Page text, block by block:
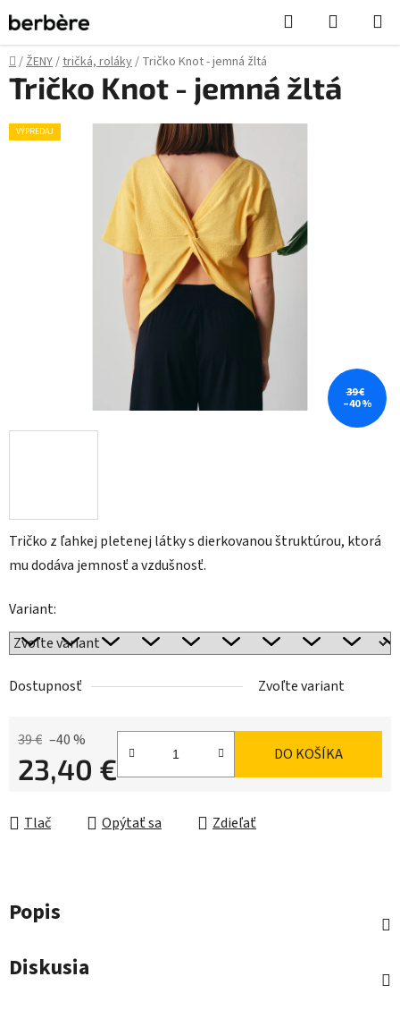
na
obsah
Hľadať
KOŠÍK
Domov
/ŽENY/tričká, roláky/ Tričko Knot - jemná žltá
Tričko z ľahkej pletenej látky s dierkovanou štruktúrou, ktorá
mu dodáva jemnosť a vzdušnosť.
Variant:
Dostupnosť Zvoľte variant
39 € –40 %
23,40 € DO KOŠÍKA
Tlač Opýtať sa Zdieľať
Tričko Knot - jemná žltá
VÝPREDAJ
39 €
–40 %
Popis
Diskusia